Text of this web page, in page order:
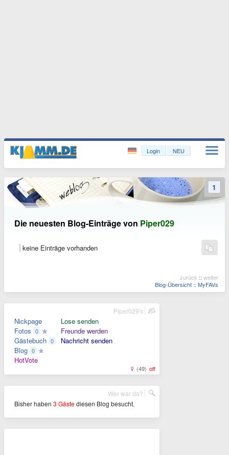
Login NEU
Die neuesten Blog-Einträge von Piper029
keine Einträge vorhanden
zurück :: weiter
Blog-Übersicht :: MyFAVs
1
Nickpage
Fotos 0
Gästebuch 0
Blog 0
HotVote
Lose senden
Freunde werden
Nachricht senden
(49) off
Piper029's
Bisher haben 3 Gästediesen Blog besucht.
Wer war da?